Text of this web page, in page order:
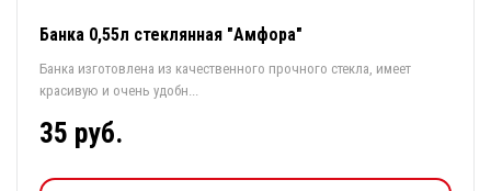
Банка 0,55л стеклянная "Амфора"
Банка изготовлена из качественного прочного стекла, имеет
красивую и очень удобн...
35 руб.